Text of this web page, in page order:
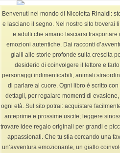
Benvenuti nel mondo di Nicoletta Rinaldi:
e lasciano il segno. Nel nostro sito troverai
e adulti che amano lasciarsi
emozioni autentiche. Dai racconti
gialli alle storie profonde sulla crescita
desiderio di coinvolgere il lettore e
personaggi indimenticabili, animali
di parlare al cuore. Ogni libro è scritto
dettagli, per regalare momenti di
ogni età. Sul sito potrai: acquistare
anteprime e prossime uscite; leggere
trovare idee regalo originali per grandi e
appassionati. Che tu stia cercando una
un’avventura emozionante, un giallo
Archivio per mese: Maggio, 2024
Sei in: Home / BLOG / 2024 / Maggio